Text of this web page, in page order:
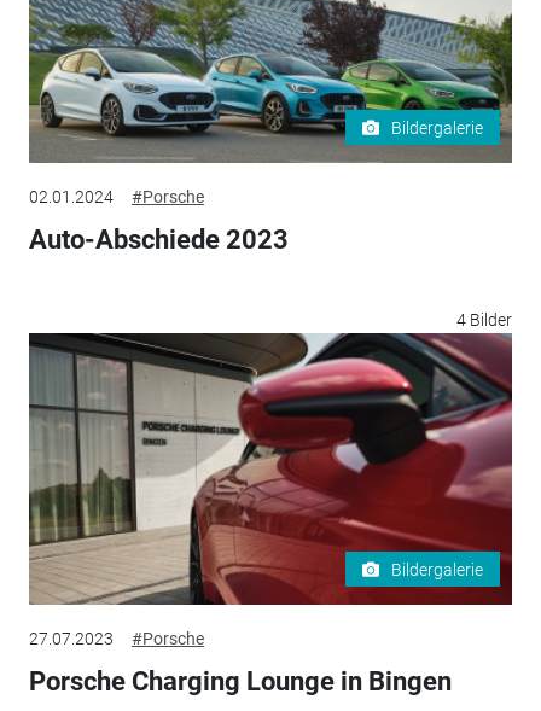
Bildergalerie
02.01.2024 #Porsche
Auto-Abschiede 2023
4 Bilder
Bildergalerie
27.07.2023 #Porsche
Porsche Charging Lounge in Bingen